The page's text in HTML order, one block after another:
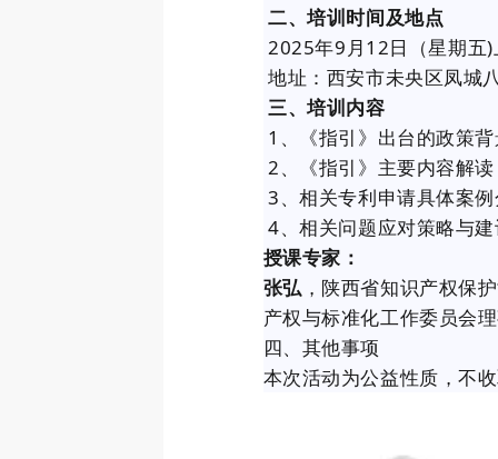
二、培训时间及地点
2025年9月12日（星期五
地址：西安市未央区凤城
三、培训内容
1、《指引》出台的政策
2、《指引》主要内容解读
3、相关专利申请具体案
4、相关问题应对策略与
授课专家：
张弘 ，陕西省知识产权保
产权与标准化工作委员会
四、其他事项
本次活动为公益性质，不